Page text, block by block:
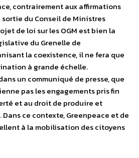
contrairement aux affirmations
du Conseil de Ministres
de loi sur les OGM est bien la
du Grenelle de
la coexistence, il ne fera que
à grande échelle.
un communiqué de presse, que
pas les engagements pris fin
et au droit de produire et
Dans ce contexte, Greenpeace et de
à la mobilisation des citoyens